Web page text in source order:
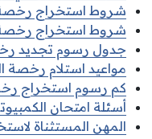
شروط استخراج رخصة
شروط استخراج رخصة
جدول رسوم تجديد رخصة
مواعيد استلام رخصة
كم رسوم استخراج رخصة
أسئلة امتحان الكمبيوتر
المهن المستثناة